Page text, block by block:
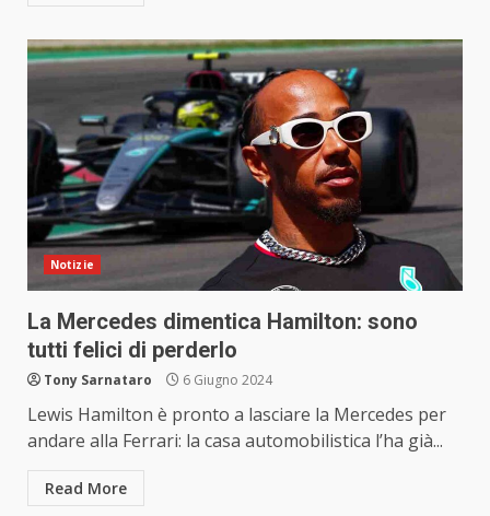
Notizie
La Mercedes dimentica Hamilton: sono
tutti felici di perderlo
Tony Sarnataro 6 Giugno 2024
Lewis Hamilton è pronto a lasciare la Mercedes per
andare alla Ferrari: la casa automobilistica l’ha già...
Read More